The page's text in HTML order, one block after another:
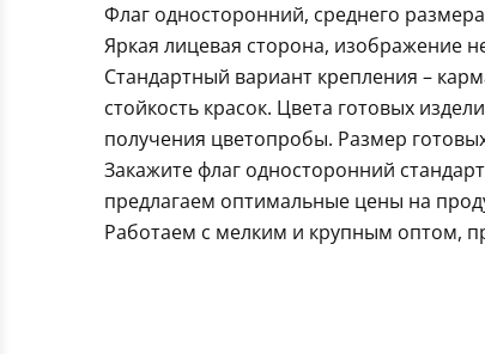
Флаг односторонний, среднего
Яркая лицевая сторона, изображение
Стандартный вариант крепления –
стойкость красок. Цвета готовых
получения цветопробы. Размер
Закажите флаг односторонний
предлагаем оптимальные цены на
Работаем с мелким и крупным оптом,